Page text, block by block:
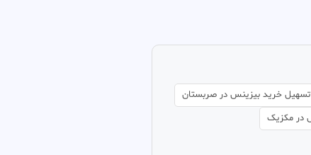
تسهیل خرید بیزینس در صربستان
در مکزیک